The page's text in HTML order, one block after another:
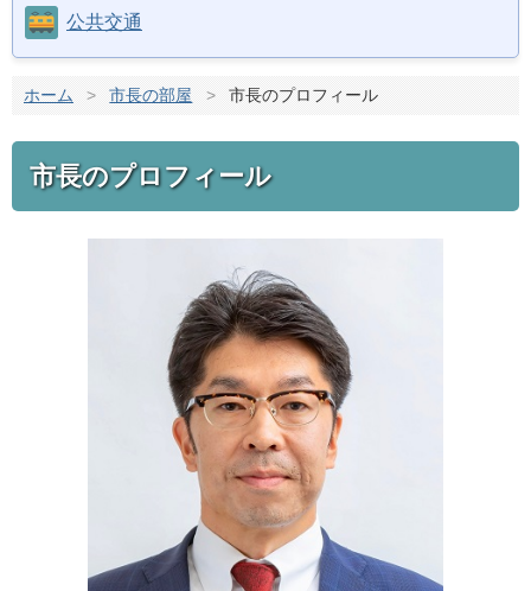
公共交通
ホーム > 市長の部屋 > 市長のプロフィール
市長のプロフィール